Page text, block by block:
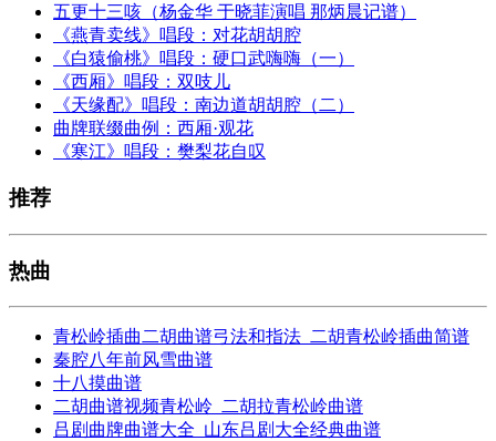
五更十三咳（杨金华 于晓菲演唱 那炳晨记谱）
《燕青卖线》唱段：对花胡胡腔
《白猿偷桃》唱段：硬口武嗨嗨（一）
《西厢》唱段：双吱儿
《天缘配》唱段：南边道胡胡腔（二）
曲牌联缀曲例：西厢·观花
《寒江》唱段：樊梨花自叹
推荐
热曲
青松岭插曲二胡曲谱弓法和指法_二胡青松岭插曲简谱
秦腔八年前风雪曲谱
十八摸曲谱
二胡曲谱视频青松岭_二胡拉青松岭曲谱
吕剧曲牌曲谱大全_山东吕剧大全经典曲谱